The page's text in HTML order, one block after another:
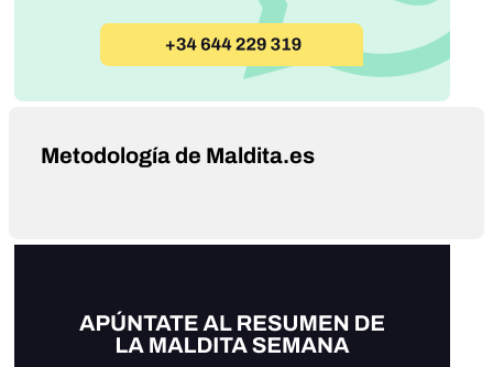
Metodología de Maldita.es